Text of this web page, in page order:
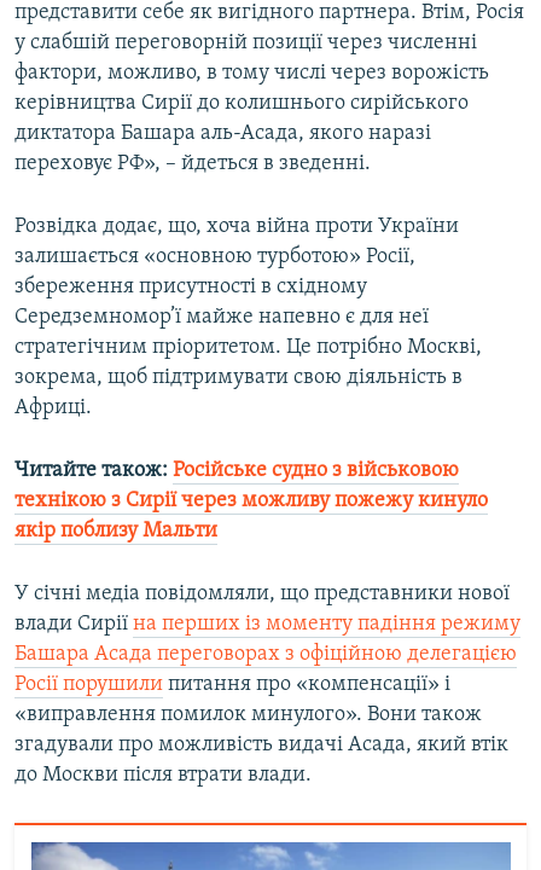
представити себе як вигідного партнера. Втім, Росія
у слабшій переговорній позиції через численні
фактори, можливо, в тому числі через ворожість
керівництва Сирії до колишнього сирійського
диктатора Башара аль-Асада, якого наразі
переховує РФ», – йдеться в зведенні.
Розвідка додає, що, хоча війна проти України
залишається «основною турботою» Росії,
збереження присутності в східному
Середземномор’ї майже напевно є для неї
стратегічним пріоритетом. Це потрібно Москві,
зокрема, щоб підтримувати свою діяльність в
Африці.
Читайте також: Російське судно з військовою
технікою з Сирії через можливу пожежу кинуло
якір поблизу Мальти
У січні медіа повідомляли, що представники нової
влади Сирії на перших із моменту падіння режиму
Башара Асада переговорах з офіційною делегацією
Росії порушили питання про «компенсації» і
«виправлення помилок минулого». Вони також
згадували про можливість видачі Асада, який втік
до Москви після втрати влади.